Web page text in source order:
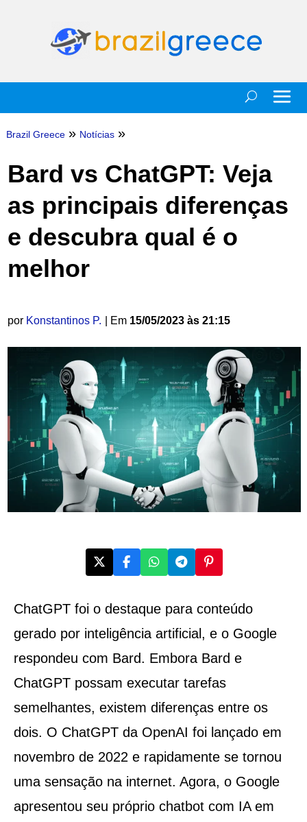
Brazil Greece » Notícias »
Bard vs ChatGPT: Veja
as principais diferenças
e descubra qual é o
melhor
por Konstantinos P. | Em 15/05/2023 às 21:15
ChatGPT foi o destaque para conteúdo
gerado por inteligência artificial, e o Google
respondeu com Bard. Embora Bard e
ChatGPT possam executar tarefas
semelhantes, existem diferenças entre os
dois. O ChatGPT da OpenAI foi lançado em
novembro de 2022 e rapidamente se tornou
uma sensação na internet. Agora, o Google
apresentou seu próprio chatbot com IA em